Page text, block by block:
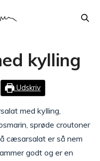
kylling
Udskriv
med kylling,
sprøde croutoner
cæsarsalat er så nem
godt og er en